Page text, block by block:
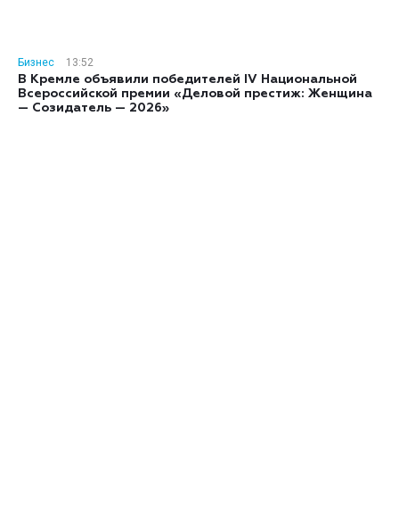
Бизнес
13:52
В Кремле объявили победителей IV Национальной
Всероссийской премии «Деловой престиж: Женщина
— Созидатель — 2026»